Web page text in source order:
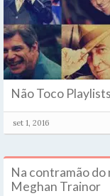
Não Toco Playlists
set 1, 2016
Na contramão do
Meghan Trainor